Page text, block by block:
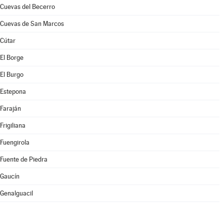
Cuevas del Becerro
Cuevas de San Marcos
Cútar
El Borge
El Burgo
Estepona
Faraján
Frigiliana
Fuengirola
Fuente de Piedra
Gaucín
Genalguacil